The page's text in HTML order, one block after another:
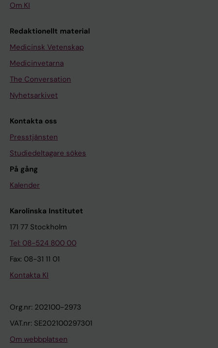
Om KI
Redaktionellt material
Medicinsk Vetenskap
Medicinvetarna
The Conversation
Nyhetsarkivet
Kontakta oss
Presstjänsten
Studiedeltagare sökes
På gång
Kalender
Karolinska Institutet
171 77 Stockholm
Tel: 08-524 800 00
Fax: 08-31 11 01
Kontakta KI
Org.nr: 202100-2973
VAT.nr: SE202100297301
Om webbplatsen